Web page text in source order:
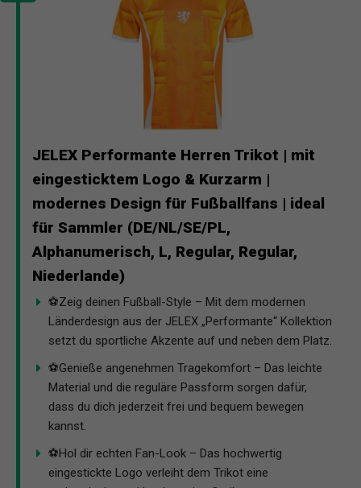
JELEX Performante Herren Trikot | mit
eingesticktem Logo & Kurzarm |
modernes Design für Fußballfans | ideal
für Sammler (DE/NL/SE/PL,
Alphanumerisch, L, Regular, Regular,
Niederlande)
⚽Zeig deinen Fußball-Style – Mit dem modernen
Länderdesign aus der JELEX „Performante“ Kollektion
setzt du sportliche Akzente auf und neben dem Platz.
⚽Genieße angenehmen Tragekomfort – Das leichte
Material und die reguläre Passform sorgen dafür,
dass du dich jederzeit frei und bequem bewegen
kannst.
⚽Hol dir echten Fan-Look – Das hochwertig
eingestickte Logo verleiht dem Trikot eine